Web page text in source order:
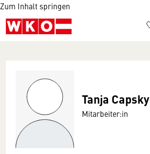
Zum Inhalt springen
Tanja Capsky
Mitarbeiter:in